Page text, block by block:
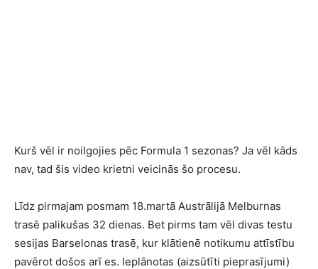
Kurš vēl ir noilgojies pēc Formula 1 sezonas? Ja vēl kāds
nav, tad šis video krietni veicinās šo procesu.
Līdz pirmajam posmam 18.martā Austrālijā Melburnas
trasē palikušas 32 dienas. Bet pirms tam vēl divas testu
sesijas Barselonas trasē, kur klātienē notikumu attīstību
pavērot došos arī es. Ieplānotas (aizsūtīti pieprasījumi)